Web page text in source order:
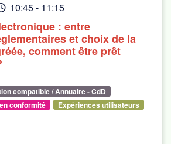
10:45- 11:15
: entre
et choix de la
comment être prêt
compatible / Annuaire - CdD
conformité
Expériences utilisateurs